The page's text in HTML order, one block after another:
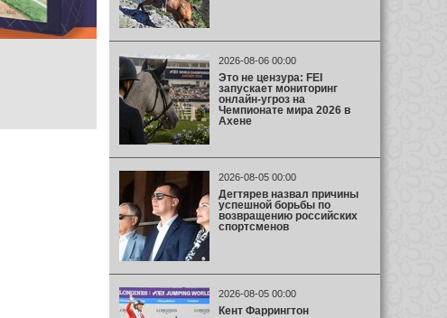
2026-08-06 00:00
Это не цензура: FEI
запускает мониторинг
онлайн-угроз на
Чемпионате мира 2026 в
Ахене
2026-08-05 00:00
Дегтярев назвал причины
успешной борьбы по
возвращению российских
спортсменов
2026-08-05 00:00
Кент Фаррингтон